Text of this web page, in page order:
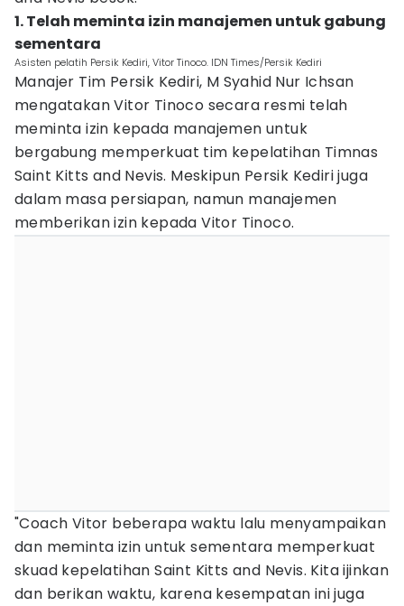
1. Telah meminta izin manajemen untuk gabung
sementara
Asisten pelatih Persik Kediri, Vitor Tinoco. IDN Times/Persik Kediri
Manajer Tim Persik Kediri, M Syahid Nur Ichsan
mengatakan Vitor Tinoco secara resmi telah
meminta izin kepada manajemen untuk
bergabung memperkuat tim kepelatihan Timnas
Saint Kitts and Nevis. Meskipun Persik Kediri juga
dalam masa persiapan, namun manajemen
memberikan izin kepada Vitor Tinoco.
"Coach Vitor beberapa waktu lalu menyampaikan
dan meminta izin untuk sementara memperkuat
skuad kepelatihan Saint Kitts and Nevis. Kita ijinkan
dan berikan waktu, karena kesempatan ini juga